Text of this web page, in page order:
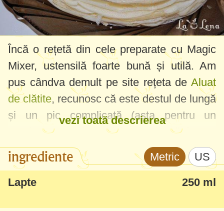
Încă o rețetă din cele preparate cu Magic
Mixer, ustensilă foarte bună și utilă. Am
pus cândva demult pe site rețeta de Aluat
de clătite, recunosc că este destul de lungă
și un pic complicată (asta pentru un
rezultat exemplar), aici am zis să încerc
aluatul de clătite din Retetarul Tupperware.
Deci, aluatul l-am făcut într-un minut, le-am
prăjit în vreo 20 de min și ca rezultat niște
vezi toată descrierea
ingrediente Metric US
Lapte 250 ml